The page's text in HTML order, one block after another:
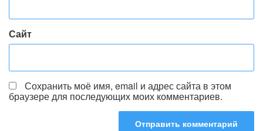
Сайт
Сохранить моё имя, email и адрес сайта в этом
браузере для последующих моих комментариев.